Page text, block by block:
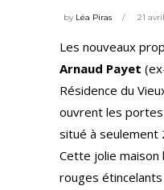
by Léa Piras 21
Les nouveaux
Arnaud Payet
Résidence du
ouvrent les
situé à seulement
Cette jolie maison
rouges